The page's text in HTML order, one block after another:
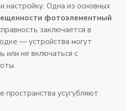
настройку. Одна из основных
фотоэлементный
заключается в
— устройства могут
или не включаться с
пространства усугубляют